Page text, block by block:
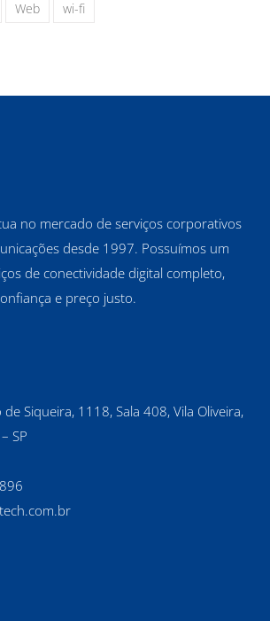
Web wi-fi
no mercado de serviços corporativos
desde 1997. Possuímos um
de conectividade digital completo,
e preço justo.
de Siqueira, 1118, Sala 408, Vila Oliveira,
SP